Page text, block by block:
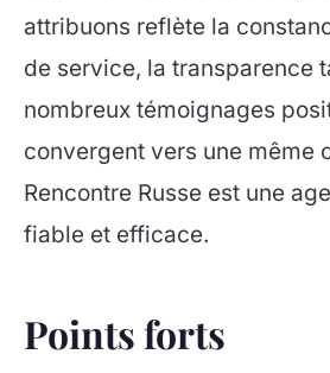
attribuons reflète la
de service, la transparence
nombreux témoignages
convergent vers une même
Rencontre Russe est une
fiable et efficace.
Points forts